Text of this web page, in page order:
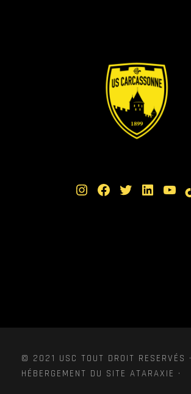
Instagram Facebook Twitter LinkedIn YouTube TikTok
© 2021 USC TOUT DROIT RESERVÉS ·
HÉBERGEMENT DU SITE ATARAXIE ·